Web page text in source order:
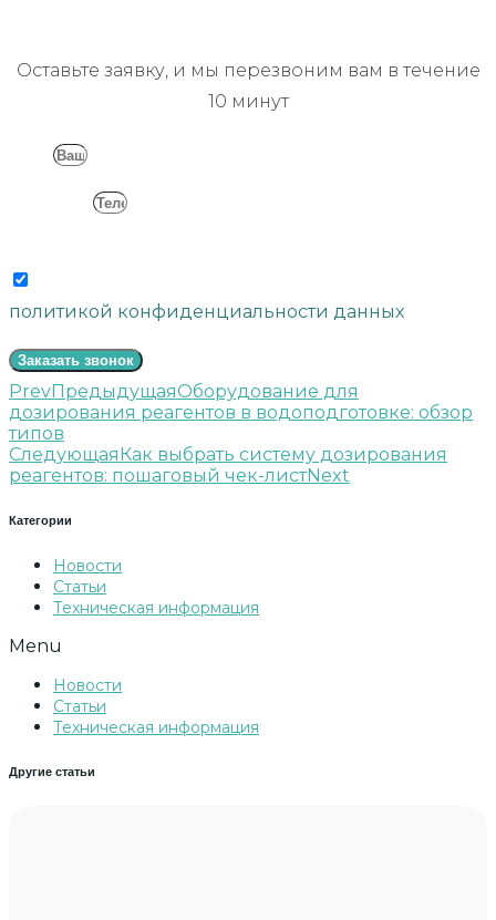
Оставьте заявку, и мы перезвоним вам в течение
10 минут
политикой конфиденциальности данных
Заказать звонок
PrevПредыдущаяОборудование для
дозирования реагентов в водоподготовке: обзор
типов
Следующая Как выбрать систему дозирования
реагентов: пошаговый чек-листNext
Категории
Новости
Статьи
Техническая информация
Menu
Новости
Статьи
Техническая информация
Другие статьи